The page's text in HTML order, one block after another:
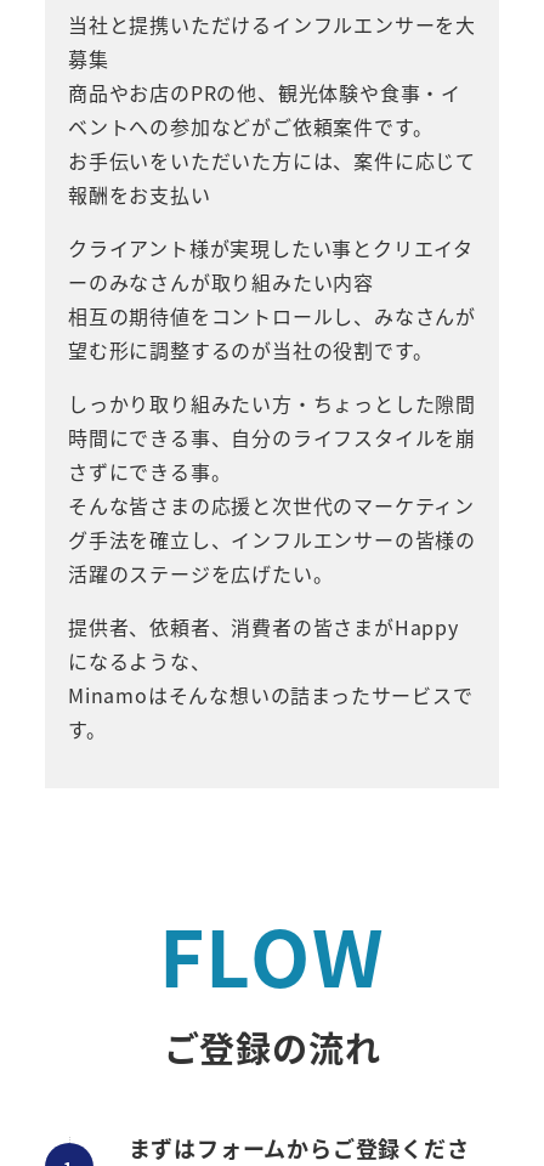
当社と提携いただけるインフルエンサーを大
募集
商品やお店のPRの他、観光体験や食事・イ
ベントへの参加などがご依頼案件です。
お手伝いをいただいた方には、案件に応じて
報酬をお支払い
クライアント様が実現したい事とクリエイタ
ーのみなさんが取り組みたい内容
相互の期待値をコントロールし、みなさんが
望む形に調整するのが当社の役割です。
しっかり取り組みたい方・ちょっとした隙間
時間にできる事、自分のライフスタイルを崩
さずにできる事。
そんな皆さまの応援と次世代のマーケティン
グ手法を確立し、インフルエンサーの皆様の
活躍のステージを広げたい。
提供者、依頼者、消費者の皆さまがHappy
になるような、
Minamoはそんな想いの詰まったサービスで
す。
FLOW
ご登録の流れ
まずはフォームからご登録くださ